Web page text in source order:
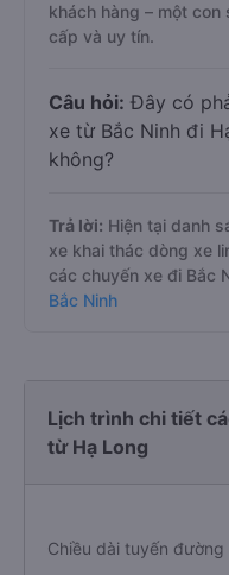
Trả lời: Trong số các
khách hàng – một con
cấp và uy tín.
xe từ Bắc Ninh đi
không?
Trả lời:Hiện tại danh